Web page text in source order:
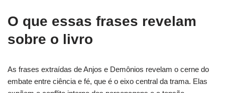
O que essas frases revelam
sobre o livro
As frases extraídas de Anjos e Demônios revelam o cerne do
embate entre ciência e fé, que é o eixo central da trama. Elas